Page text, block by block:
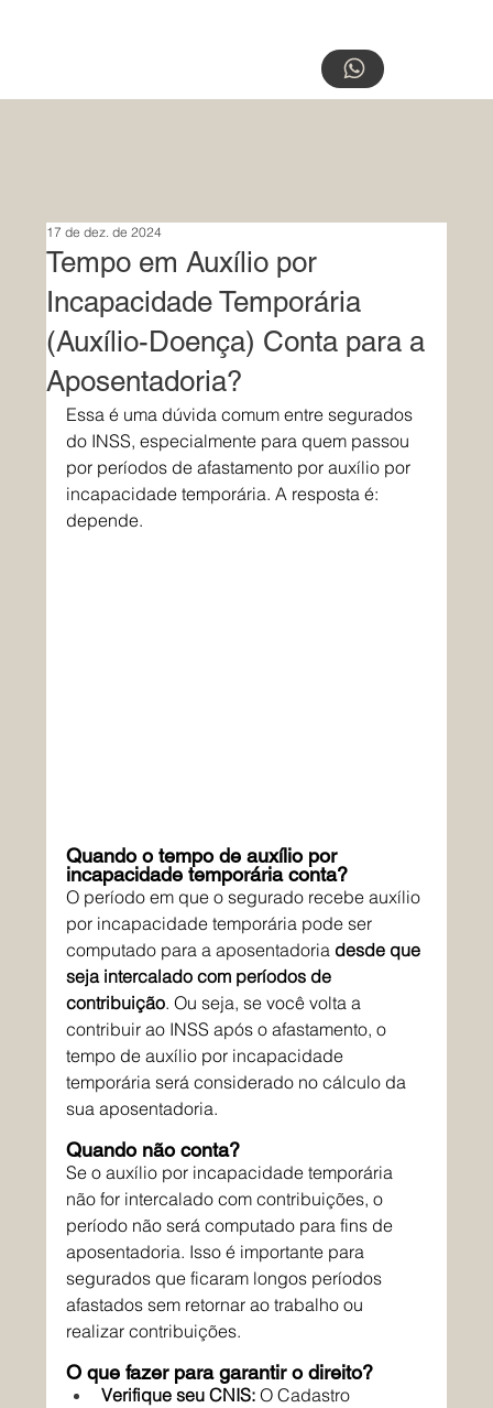
Tempo em Auxílio por
Incapacidade Temporária
(Auxílio-Doença) Conta para a
Aposentadoria?
17 de dez. de 2024
Essa é uma dúvida comum entre segurados
do INSS, especialmente para quem passou
por períodos de afastamento por auxílio por
incapacidade temporária. A resposta é:
depende.
Quando o tempo de auxílio por
incapacidade temporária conta?
O período em que o segurado recebe auxílio
por incapacidade temporária pode ser
computado para a aposentadoria desde que
seja intercalado com períodos de
contribuição. Ou seja, se você volta a
contribuir ao INSS após o afastamento, o
tempo de auxílio por incapacidade
temporária será considerado no cálculo da
sua aposentadoria.
Quando não conta?
Se o auxílio por incapacidade temporária
não for intercalado com contribuições, o
período não será computado para fins de
aposentadoria. Isso é importante para
segurados que ficaram longos períodos
afastados sem retornar ao trabalho ou
realizar contribuições.
O que fazer para garantir o direito?
Verifique seu CNIS: O Cadastro